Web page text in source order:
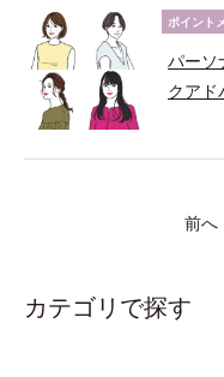
ポイント
パーソ
クアド
前へ
カテゴリで探す